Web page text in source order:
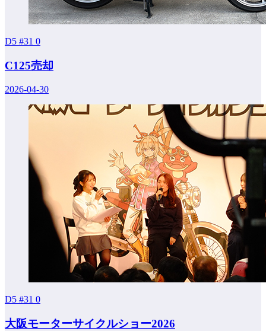
D5 #31 0
C125売却
2026-04-30
D5 #31 0
大阪モーターサイクルショー2026